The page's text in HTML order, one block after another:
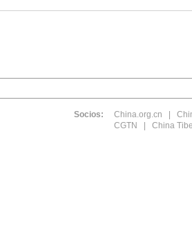
Socios: China.org.cn
CGTN
China